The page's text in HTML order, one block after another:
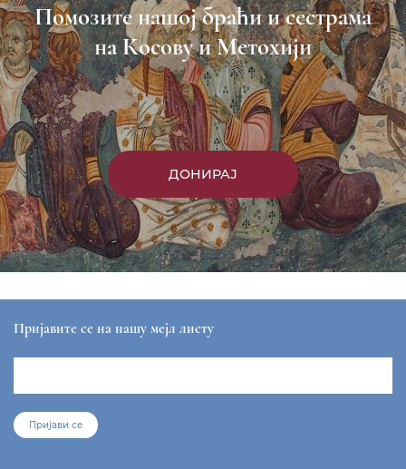
Помозите нашој браћи и сестрама
на Косову и Метохији
ДОНИРАЈ
Пријавите се на нашу мејл листу
Пријави се